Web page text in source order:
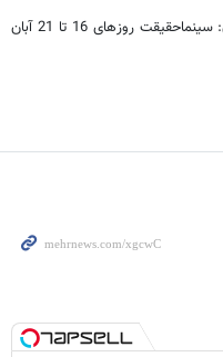
پنجمین جشنواره بین‌المللی فیلم مستند ایران: سینماحقیقت روزهای 16 تا 21 آبان